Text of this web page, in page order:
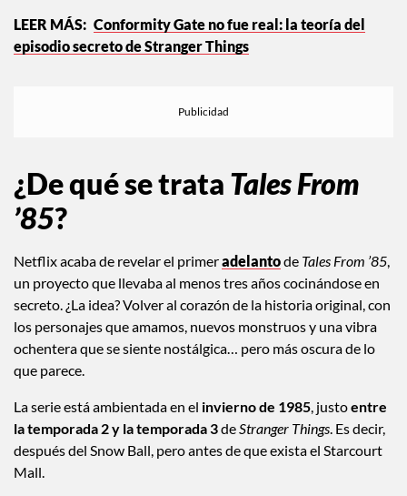
Conformity Gate no fue real: la teoría del
episodio secreto de Stranger Things
¿De qué se trata Tales From
’85?
Netflix acaba de revelar el primeradelantode Tales From ’85,
un proyecto que llevaba al menos tres años cocinándose en
secreto. ¿La idea? Volver al corazón de la historia original, con
los personajes que amamos, nuevos monstruos y una vibra
ochentera que se siente nostálgica… pero más oscura de lo
que parece.
La serie está ambientada en el invierno de 1985, justoentre
la temporada 2 y la temporada 3deStranger Things. Es decir,
después del Snow Ball, pero antes de que exista el Starcourt
Mall.